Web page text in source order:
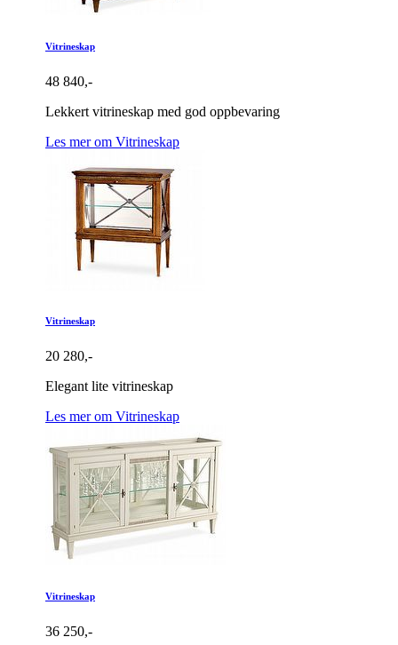
Vitrineskap
48 840,-
Lekkert vitrineskap med god oppbevaring
Les mer om Vitrineskap
Vitrineskap
20 280,-
Elegant lite vitrineskap
Les mer om Vitrineskap
Vitrineskap
36 250,-